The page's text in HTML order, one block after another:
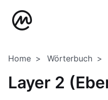
Home Wörterbuch
Layer 2